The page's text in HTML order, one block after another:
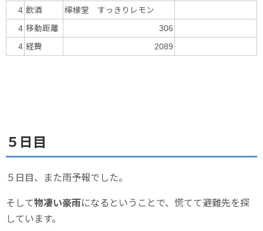
4 飲酒 檸檬堂 すっきりレモン
4 移動距離 306
4 経費 2089
５日目
５日目、また雨予報でした。
そして物凄い豪雨になるということで、慌てて避難先を探
しています。